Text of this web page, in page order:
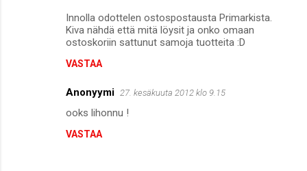
Innolla odottelen ostospostausta Primarkista.
Kiva nähdä että mitä löysit ja onko omaan
ostoskoriin sattunut samoja tuotteita :D
VASTAA
Anonyymi 27. kesäkuuta 2012 klo 9.15
ooks lihonnu !
VASTAA